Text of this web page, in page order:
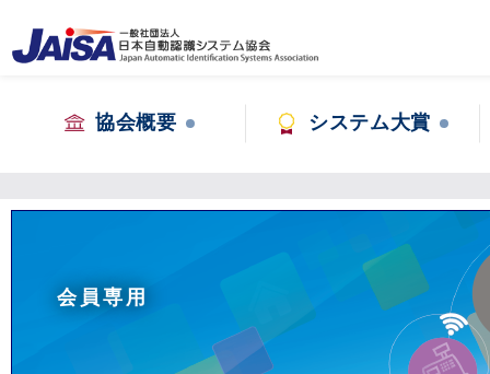
協会概要 システム大賞
会員専用